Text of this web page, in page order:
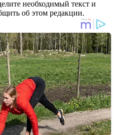
необходимый текст и
об этом редакции.